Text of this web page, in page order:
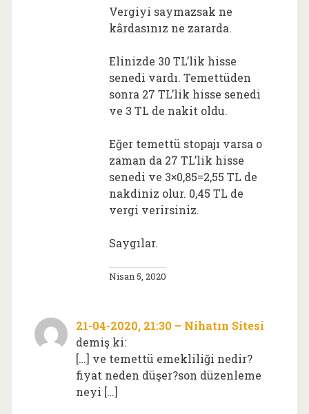
Vergiyi saymazsak ne
kârdasınız ne zararda.
Elinizde 30 TL’lik hisse
senedi vardı. Temettüden
sonra 27 TL’lik hisse senedi
ve 3 TL de nakit oldu.
Eğer temettü stopajı varsa o
zaman da 27 TL’lik hisse
senedi ve 3×0,85=2,55 TL de
nakdiniz olur. 0,45 TL de
vergi verirsiniz.
Saygılar.
Nisan 5, 2020
21-04-2020, 21:30 – Nihatın Sitesi
demiş ki:
[…] ve temettü emekliliği nedir?
fiyat neden düşer?son düzenleme
neyi […]